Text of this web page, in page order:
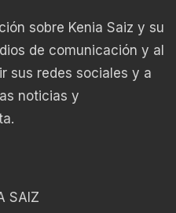
sobre Kenia Saiz y su
de comunicación y al
sus redes sociales y a
noticias y
SAIZ